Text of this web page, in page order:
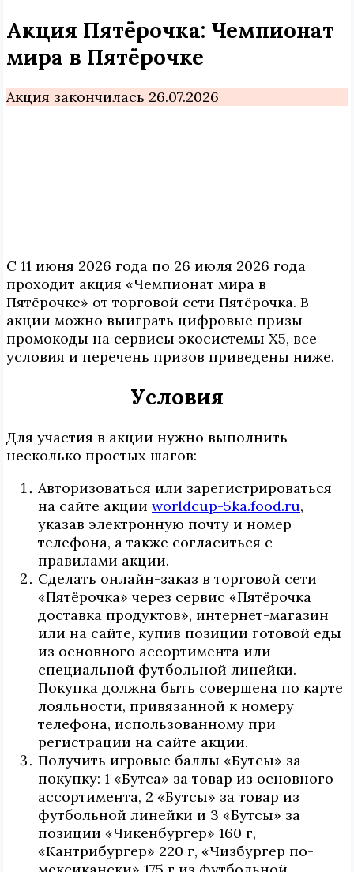
Акция Пятёрочка: Чемпионат
мира в Пятёрочке
Акция закончилась 26.07.2026
С 11 июня 2026 года по 26 июля 2026 года
проходит акция «Чемпионат мира в
Пятёрочке» от торговой сети Пятёрочка. В
акции можно выиграть цифровые призы —
промокоды на сервисы экосистемы X5, все
условия и перечень призов приведены ниже.
Условия
Для участия в акции нужно выполнить
несколько простых шагов:
Авторизоваться или зарегистрироваться
на сайте акции worldcup-5ka.food.ru,
указав электронную почту и номер
телефона, а также согласиться с
правилами акции.
Сделать онлайн-заказ в торговой сети
«Пятёрочка» через сервис «Пятёрочка
доставка продуктов», интернет-магазин
или на сайте, купив позиции готовой еды
из основного ассортимента или
специальной футбольной линейки.
Покупка должна быть совершена по карте
лояльности, привязанной к номеру
телефона, использованному при
регистрации на сайте акции.
Получить игровые баллы «Бутсы» за
покупку: 1 «Бутса» за товар из основного
ассортимента, 2 «Бутсы» за товар из
футбольной линейки и 3 «Бутсы» за
позиции «Чикенбургер» 160 г,
«Кантрибургер» 220 г, «Чизбургер по-